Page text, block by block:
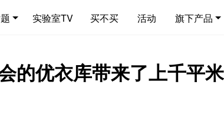
实验室TV 买不买 活动 旗下产品
的优衣库带来了上千平